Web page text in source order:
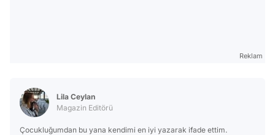
Reklam
Lila Ceylan
Magazin Editörü
Çocukluğumdan bu yana kendimi en iyi yazarak ifade ettim.